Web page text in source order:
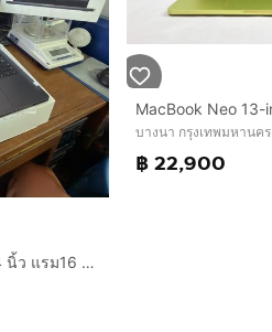
Macbook pro M5 14 นิ้ว แรม16 ssd 512 รอบชาร์จ 3 รอบ ประกันถึง กพ. 27 ครบกล่อง สภาพสวยใสไร้ที่ติค่ะ
บางนา กรุงเทพมหานคร
฿ 22,900